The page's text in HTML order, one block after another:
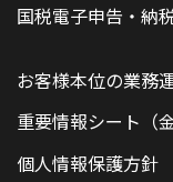
国税電子申告・納
お客様本位の業務
重要情報シート（
個人情報保護方針